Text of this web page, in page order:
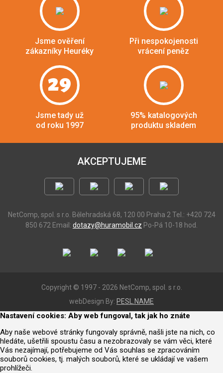
Jsme ověření
zákazníky Heuréky
Při nespokojenosti
vrácení peněz
29
Jsme tady už
od roku 1997
95% katalogových
produktu skladem
AKCEPTUJEME
NetComp, spol. s r.o. Bělehradská 68, 120 00 Praha 2 Tel.: +420 724
850 672 Email: dotazy@huramobil.cz Po-Pá 10-18 hod.
Copyright © 1997 - 2026 NetComp, spol. s r.o.
webDesign By: PESL.NAME
Nastavení cookies: Aby web fungoval, tak jak ho znáte
Aby naše webové stránky fungovaly správně, našli jste na nich, co
hledáte, ušetřili spoustu času a nezobrazovaly se vám věci, které
Vás nezajímají, potřebujeme od Vás souhlas se zpracováním
souborů cookies, tj. malých souborů, které se ukládají ve vašem
prohlížeči.